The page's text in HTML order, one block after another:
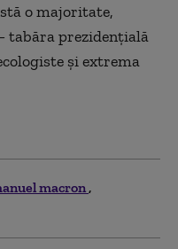
o majoritate,
tabăra prezidențială
și extrema
macron